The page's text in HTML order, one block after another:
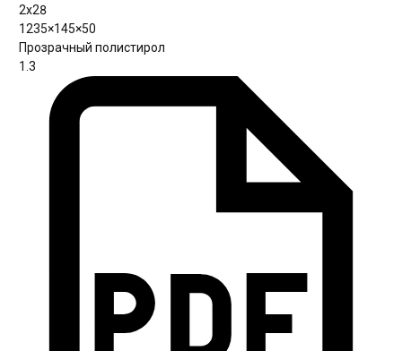
2х28
1235×145×50
Прозрачный полистирол
1.3